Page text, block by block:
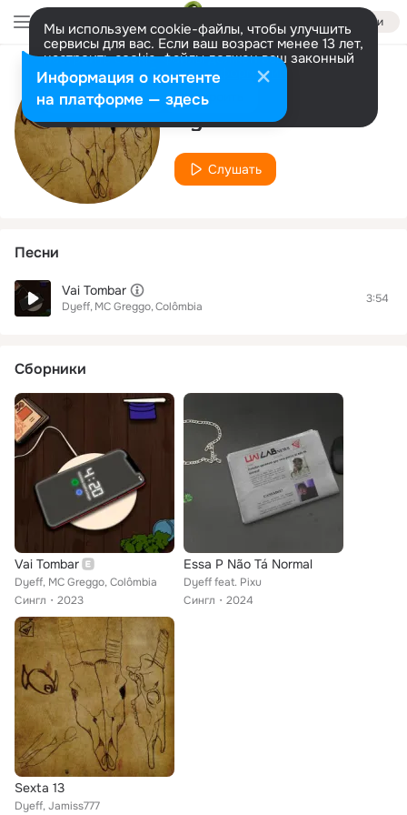
Войти
Мы используем cookie-файлы, чтобы улучшить
сервисы для вас. Если ваш возраст менее 13 лет,
настроить cookie-файлы должен ваш законный
представитель. Больше информации
Разрешить все Настроить
Исполнитель
Dyeff
Слушать
Песни
Vai Tombar
Dyeff MC Greggo Colômbia
3:54
Сборники
Vai Tombar
Dyeff, MC Greggo, Colômbia
Сингл
2023
Essa P Não Tá Normal
Dyeff feat. Pixu
Сингл
2024
Sexta 13
Dyeff, Jamiss777
Информация о контенте
на платформе — здесь